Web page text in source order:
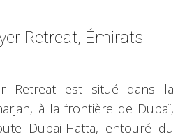
Retreat, Émirats
Retreat est situé dans la
à la frontière de Dubaï,
Dubai-Hatta, entouré du